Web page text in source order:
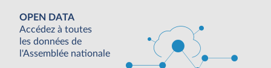
OPEN DATA
Accédez à toutes
les données de
l'Assemblée nationale